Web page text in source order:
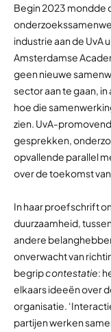
Begin 2023 mondde
industrie aan de UvA
Amsterdamse
geen nieuwe
sector aan te gaan,
hoe die
zien. UvA-
gesprekken,
opvallende parallel
over de toekomst
In haar proefschrift
duurzaamheid,
andere
onverwacht van
begripcontestatie:
elkaars ideeën over
organisatie.
partijen werken